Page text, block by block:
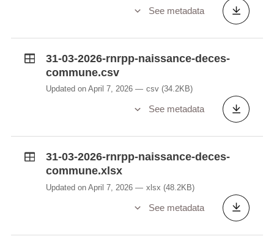
See metadata
31-03-2026-rnrpp-naissance-deces-
commune.csv
Updated on April 7, 2026 csv (34.2KB)
See metadata
31-03-2026-rnrpp-naissance-deces-
commune.xlsx
Updated on April 7, 2026 xlsx (48.2KB)
See metadata